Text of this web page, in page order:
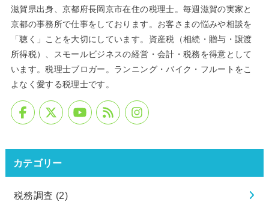
滋賀県出身、京都府長岡京市在住の税理士。毎週滋賀の実家と
京都の事務所で仕事をしております。お客さまの悩みや相談を
「聴く」ことを大切にしています。資産税（相続・贈与・譲渡
所得税）、スモールビジネスの経営・会計・税務を得意として
います。税理士ブロガー。ランニング・バイク・フルートをこ
よなく愛する税理士です。
カテゴリー
税務調査 (2)